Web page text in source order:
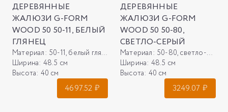
ДЕРЕВЯННЫЕ
ЖАЛЮЗИ G-FORM
WOOD 50 50-11, БЕЛЫЙ
ГЛЯНЕЦ
Материал: 50-11, белый глянец
Ширина: 48.5 см
Высота: 40 см
4697.52 ₽
ДЕРЕВЯННЫЕ
ЖАЛЮЗИ G-FORM
WOOD 50 50-80,
СВЕТЛО-СЕРЫЙ
Материал: 50-80, светло-серый
Ширина: 48.5 см
Высота: 40 см
3249.07 ₽